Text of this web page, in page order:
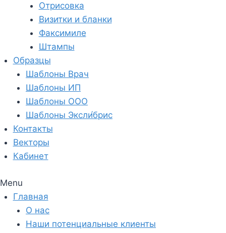
Отрисовка
Визитки и бланки
Факсимиле
Штампы
Образцы
Шаблоны Врач
Шаблоны ИП
Шаблоны ООО
Шаблоны Эксли́брис
Контакты
Векторы
Кабинет
Menu
Главная
О нас
Наши потенциальные клиенты